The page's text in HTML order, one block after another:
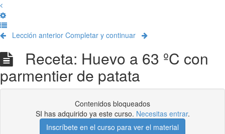
Lección anterior Completar y continuar
Receta: Huevo a 63 ºC con
parmentier de patata
Contenidos bloqueados
SI has adquirido ya este curso. Necesitas entrar.
Inscríbete en el curso para ver el material